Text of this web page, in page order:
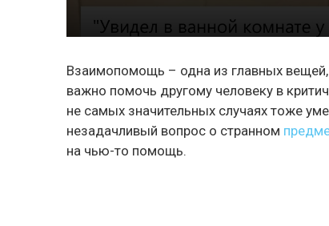
Взаимопомощь – одна из главных
важно помочь другому человеку в
не самых значительных случаях тоже
незадачливый вопрос о странном
на чью-то помощь.